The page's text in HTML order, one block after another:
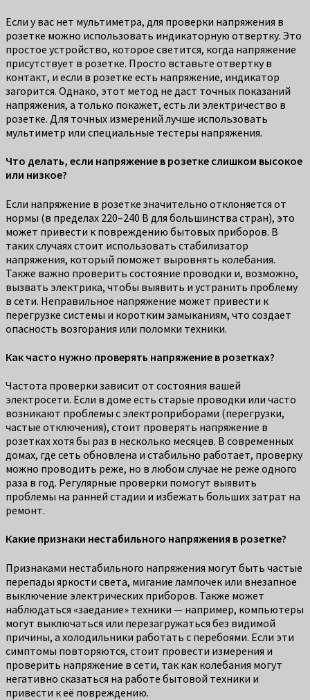
Если у вас нет мультиметра, для проверки напряжения в
розетке можно использовать индикаторную отвертку. Это
простое устройство, которое светится, когда напряжение
присутствует в розетке. Просто вставьте отвертку в
контакт, и если в розетке есть напряжение, индикатор
загорится. Однако, этот метод не даст точных показаний
напряжения, а только покажет, есть ли электричество в
розетке. Для точных измерений лучше использовать
мультиметр или специальные тестеры напряжения.
Что делать, если напряжение в розетке слишком высокое
или низкое?
Если напряжение в розетке значительно отклоняется от
нормы (в пределах 220–240 В для большинства стран), это
может привести к повреждению бытовых приборов. В
таких случаях стоит использовать стабилизатор
напряжения, который поможет выровнять колебания.
Также важно проверить состояние проводки и, возможно,
вызвать электрика, чтобы выявить и устранить проблему
в сети. Неправильное напряжение может привести к
перегрузке системы и коротким замыканиям, что создает
опасность возгорания или поломки техники.
Как часто нужно проверять напряжение в розетках?
Частота проверки зависит от состояния вашей
электросети. Если в доме есть старые проводки или часто
возникают проблемы с электроприборами (перегрузки,
частые отключения), стоит проверять напряжение в
розетках хотя бы раз в несколько месяцев. В современных
домах, где сеть обновлена и стабильно работает, проверку
можно проводить реже, но в любом случае не реже одного
раза в год. Регулярные проверки помогут выявить
проблемы на ранней стадии и избежать больших затрат на
ремонт.
Какие признаки нестабильного напряжения в розетке?
Признаками нестабильного напряжения могут быть частые
перепады яркости света, мигание лампочек или внезапное
выключение электрических приборов. Также может
наблюдаться «заедание» техники — например, компьютеры
могут выключаться или перезагружаться без видимой
причины, а холодильники работать с перебоями. Если эти
симптомы повторяются, стоит провести измерения и
проверить напряжение в сети, так как колебания могут
негативно сказаться на работе бытовой техники и
привести к её повреждению.